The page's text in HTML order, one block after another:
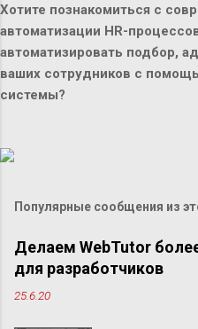
Хотите познакомиться с
автоматизации HR-
автоматизировать подбор,
ваших сотрудников с
системы?
Популярные сообщения из
Делаем WebTutor
для разработчиков
25.6.20